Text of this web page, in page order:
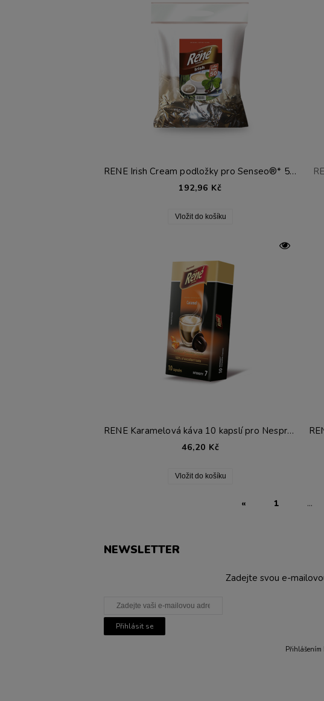
RENE Irish Cream podložky pro Senseo®* 50 ks.
192,96 Kč
Vložit do košíku
RENE Karamelová káva 10 kapslí pro Nespresso®*
46,20 Kč
Vložit do košíku
« 1 ...
NEWSLETTER
Zadejte svou e-
Přihlásit se
Přihlášením